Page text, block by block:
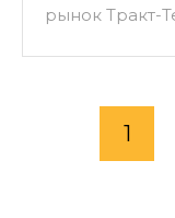
рынок Тракт-
1